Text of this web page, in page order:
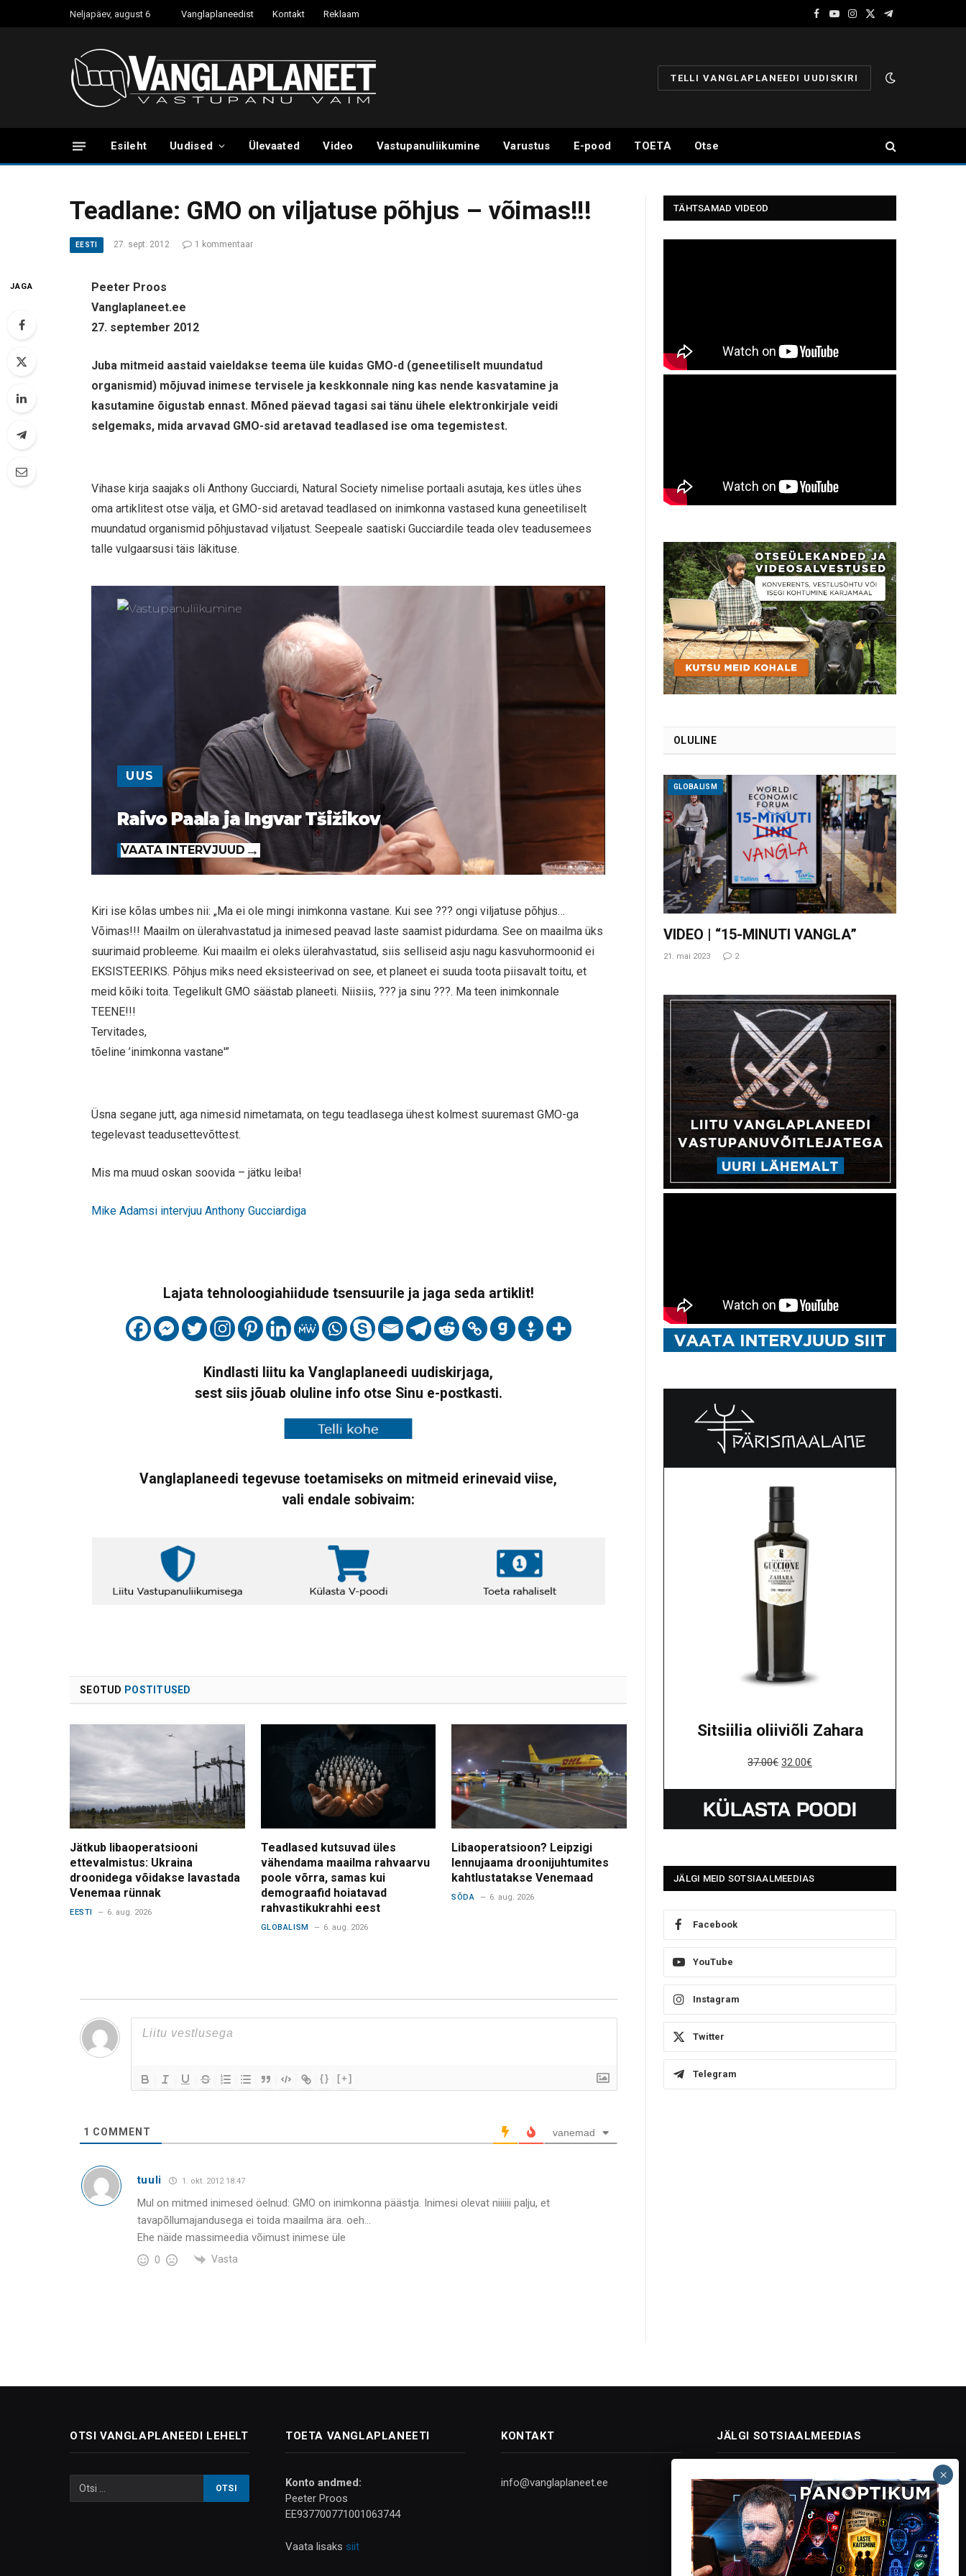
Neljapäev, august 6 Vanglaplaneedist Kontakt Reklaam
Facebook
YouTube
Instagram
X
Telegram
TELLI VANGLAPLANEEDI UUDISKIRI
Esileht Uudised Ülevaated Video Vastupanuliikumine Varustus E-pood TOETA Otse
Teadlane: GMO on viljatuse põhjus – võimas!!!
EESTI 27. sept. 2012 1 kommentaar
JAGA
Peeter Proos
Vanglaplaneet.ee
27. september 2012
Juba mitmeid aastaid vaieldakse teema üle kuidas GMO-d (geneetiliselt muundatud
organismid) mõjuvad inimese tervisele ja keskkonnale ning kas nende kasvatamine ja
kasutamine õigustab ennast. Mõned päevad tagasi sai tänu ühele elektronkirjale veidi
selgemaks, mida arvavad GMO-sid aretavad teadlased ise oma tegemistest.
Vihase kirja saajaks oli Anthony Gucciardi, Natural Society nimelise portaali asutaja, kes ütles ühes
oma artiklitest otse välja, et GMO-sid aretavad teadlased on inimkonna vastased kuna geneetiliselt
muundatud organismid põhjustavad viljatust. Seepeale saatiski Gucciardile teada olev teadusemees
talle vulgaarsusi täis läkituse.
UUS
Raivo Paala ja Ingvar Tšižikov
VAATA INTERVJUUD
Kiri ise kõlas umbes nii: „Ma ei ole mingi inimkonna vastane. Kui see ??? ongi viljatuse põhjus…
Võimas!!! Maailm on ülerahvastatud ja inimesed peavad laste saamist pidurdama. See on maailma üks
suurimaid probleeme. Kui maailm ei oleks ülerahvastatud, siis selliseid asju nagu kasvuhormoonid ei
EKSISTEERIKS. Põhjus miks need eksisteerivad on see, et planeet ei suuda toota piisavalt toitu, et
meid kõiki toita. Tegelikult GMO säästab planeeti. Niisiis, ??? ja sinu ???. Ma teen inimkonnale
TEENE!!!
Tervitades,
tõeline ’inimkonna vastane'”
Üsna segane jutt, aga nimesid nimetamata, on tegu teadlasega ühest kolmest suuremast GMO-ga
tegelevast teadusettevõttest.
Mis ma muud oskan soovida – jätku leiba!
Mike Adamsi intervjuu Anthony Gucciardiga
Lajata tehnoloogiahiidude tsensuurile ja jaga seda artiklit!
Kindlasti liitu ka Vanglaplaneedi uudiskirjaga,
sest siis jõuab oluline info otse Sinu e-postkasti.
Vanglaplaneedi tegevuse toetamiseks on mitmeid erinevaid viise,
vali endale sobivaim:
SEOTUD POSTITUSED
Jätkub libaoperatsiooni
ettevalmistus: Ukraina
droonidega võidakse lavastada
Venemaa rünnak
EESTI 6. aug. 2026
Teadlased kutsuvad üles
vähendama maailma rahvaarvu
poole võrra, samas kui
demograafid hoiatavad
rahvastikukrahhi eest
GLOBALISM 6. aug. 2026
Libaoperatsioon? Leipzigi
lennujaama droonijuhtumites
kahtlustatakse Venemaad
SÕDA 6. aug. 2026
{} [+]
1 COMMENT vanemad
tuuli 1. okt. 2012 18:47
Mul on mitmed inimesed öelnud: GMO on inimkonna päästja. Inimesi olevat niiiiii palju, et
tavapõllumajandusega ei toida maailma ära. oeh…
Ehe näide massimeedia võimust inimese üle
0 Vasta
TÄHTSAMAD VIDEOD
OLULINE
GLOBALISM
VIDEO | “15-MINUTI VANGLA”
21. mai 2023 2
Sitsiilia oliiviõli Zahara
37.00€ 32.00€
JÄLGI MEID SOTSIAALMEEDIAS
Facebook
YouTube
Instagram
Twitter
Telegram
OTSI VANGLAPLANEEDI LEHELT TOETA VANGLAPLANEETI
Konto andmed:
Peeter Proos
EE937700771001063744
Vaata lisaks siit
KONTAKT
info@vanglaplaneet.ee
JÄLGI SOTSIAALMEEDIAS
Facebook
X
(Twitter)
InstagramYouTubeTelegram